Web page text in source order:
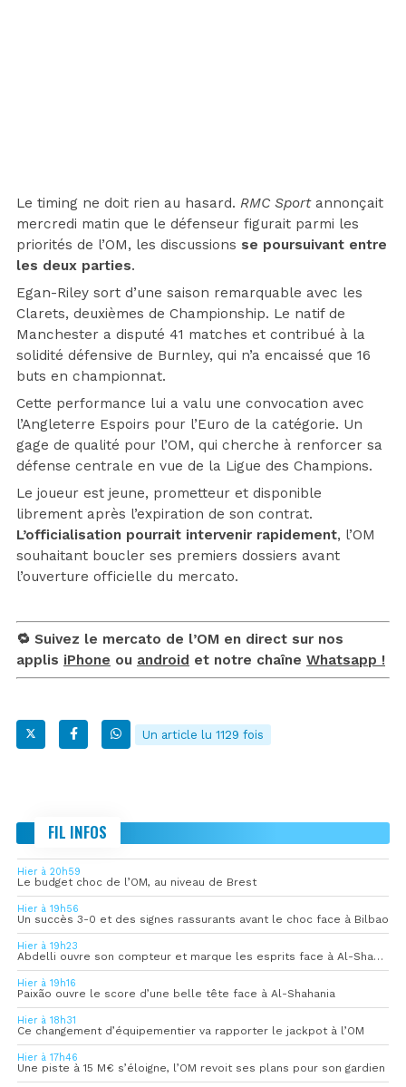
Le timing ne doit rien au hasard. RMC Sportannonçait
mercredi matin que le défenseur figurait parmi les
priorités de l’OM, les discussions se poursuivant entre
les deux parties.
Egan-Riley sort d’une saison remarquable avec les
Clarets, deuxièmes de Championship. Le natif de
Manchester a disputé 41 matches et contribué à la
solidité défensive de Burnley, qui n’a encaissé que 16
buts en championnat.
Cette performance lui a valu une convocation avec
l’Angleterre Espoirs pour l’Euro de la catégorie. Un
gage de qualité pour l’OM, qui cherche à renforcer sa
défense centrale en vue de la Ligue des Champions.
Le joueur est jeune, prometteur et disponible
librement après l’expiration de son contrat.
L’officialisation pourrait intervenir rapidement, l’OM
souhaitant boucler ses premiers dossiers avant
l’ouverture officielle du mercato.
🔁 Suivez le mercato de l’OM en direct sur nos
applis iPhone ou android et notre chaîne Whatsapp !
Un article lu 1129 fois
FIL INFOS
Hier à 20h59
Le budget choc de l’OM, au niveau de Brest
Hier à 19h56
Un succès 3-0 et des signes rassurants avant le choc face à Bilbao
Hier à 19h23
Abdelli ouvre son compteur et marque les esprits face à Al-Shahania
Hier à 19h16
Paixão ouvre le score d’une belle tête face à Al-Shahania
Hier à 18h31
Ce changement d’équipementier va rapporter le jackpot à l’OM
Hier à 17h46
Une piste à 15 M€ s’éloigne, l’OM revoit ses plans pour son gardien